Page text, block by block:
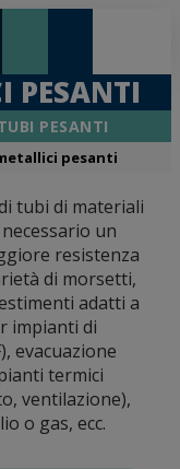
PESANTI
PESANTI
pesanti
tubi di materiali
un
resistenza
di morsetti,
adatti a
impianti di
evacuazione
termici
ventilazione),
o gas, ecc.